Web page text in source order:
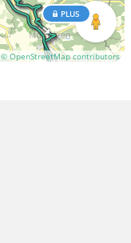
© OpenStreetMap contributors
PLUS